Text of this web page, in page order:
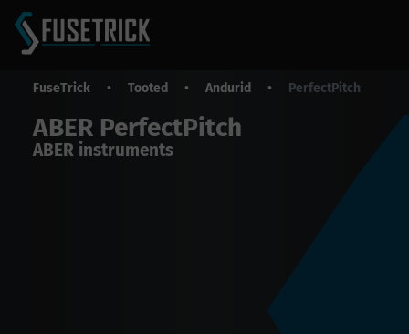
FuseTrick • Tooted • Andurid • PerfectPitch
ABER PerfectPitch
ABER instruments